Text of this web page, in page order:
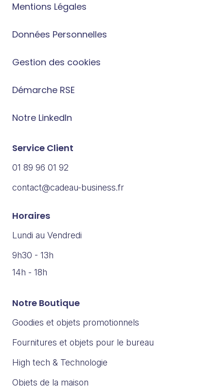
Mentions Légales
Données Personnelles
Gestion des cookies
Démarche RSE
Notre LinkedIn
Service Client
01 89 96 01 92
contact@cadeau-business.fr
Horaires
Lundi au Vendredi
9h30 - 13h
14h - 18h
Notre Boutique
Goodies et objets promotionnels
Fournitures et objets pour le bureau
High tech & Technologie
Objets de la maison